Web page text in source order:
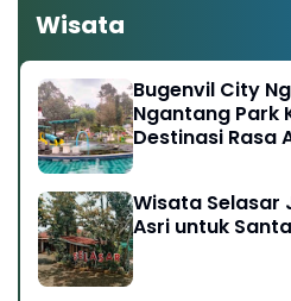
Wisata
Bugenvil City
Ngantang Park
Destinasi Rasa
Wisata Selasar
Asri untuk